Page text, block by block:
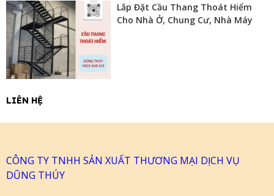
Lắp Đặt Cầu Thang Thoát Hiểm
Cho Nhà Ở, Chung Cư, Nhà Máy
LIÊN HỆ
CÔNG TY TNHH SẢN XUẤT THƯƠNG MẠI DỊCH VỤ
DŨNG THÚY